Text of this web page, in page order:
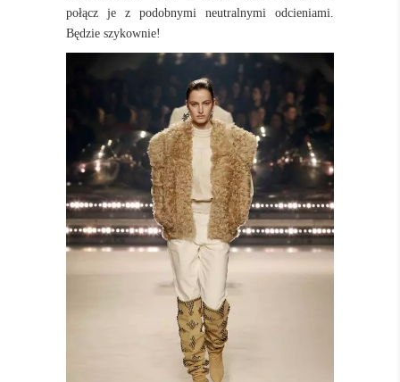
połącz je z podobnymi neutralnymi odcieniami.
Będzie szykownie!